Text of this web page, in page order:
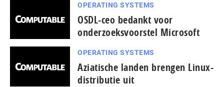
OPERATING SYSTEMS
OSDL-ceo bedankt voor
onderzoeksvoorstel Microsoft
OPERATING SYSTEMS
Aziatische landen brengen Linux-
distributie uit